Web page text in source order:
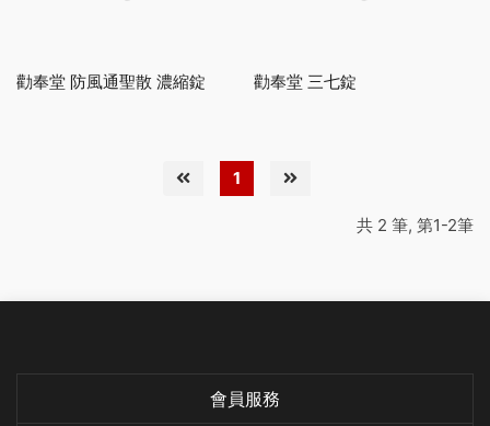
勸奉堂 防風通聖散 濃縮錠 勸奉堂 三七錠
1
共 2 筆, 第1-2筆
會員服務